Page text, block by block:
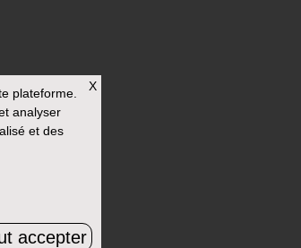
X
plateforme.
analyser
et des
accepter